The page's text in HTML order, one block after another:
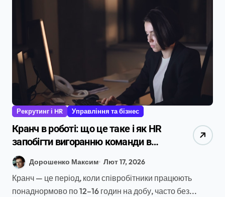
Рекрутинг і HR Управління та бізнес
Кранч в роботі: що це таке і як HR
запобігти вигоранню команди в
2026 році
Дорошенко Максим Лют 17, 2026
Кранч — це період, коли співробітники працюють
понаднормово по 12–16 годин на добу, часто без...